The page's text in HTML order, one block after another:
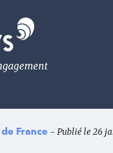
France - Publié le 26